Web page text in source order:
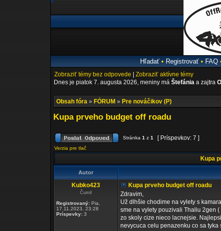
Hľadať• Registrovať• FAQ
Zobraziť témy bez odpovede
Zobraziť aktívne témy
Dnes je piatok 7. augusta 2026, meniny má Štefánia a zajtra
Obsah fóra » FÓRUM » Pre nováčikov (P)
Kupa prveho budget off roadu
Stránka 1 z 1 [ Príspevkov: 7 ]
Verzia pre tlač
Kupa
Autor
Kubko423
Čumil
Registrovaný: Pia,
17.11.2023, 23:28
Príspevky: 3
Kupa prveho budget off roadu
Zdravim,
Už dlhšie chodime na vylety s
sme na vylety pouzivali Thaliu 2gen
zo skoly cize nieco lacnejsie.
nevycuca celu penazenku co sa tyka